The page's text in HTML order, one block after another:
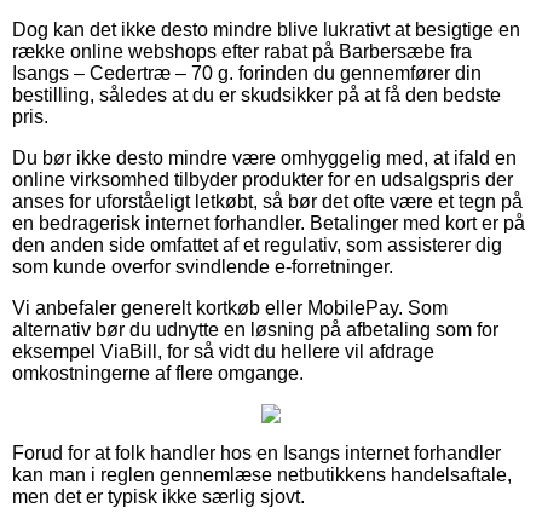
Dog kan det ikke desto mindre blive lukrativt at besigtige en
række online webshops efter rabat på Barbersæbe fra
Isangs – Cedertræ – 70 g. forinden du gennemfører din
bestilling, således at du er skudsikker på at få den bedste
pris.
Du bør ikke desto mindre være omhyggelig med, at ifald en
online virksomhed tilbyder produkter for en udsalgspris der
anses for uforståeligt letkøbt, så bør det ofte være et tegn på
en bedragerisk internet forhandler. Betalinger med kort er på
den anden side omfattet af et regulativ, som assisterer dig
som kunde overfor svindlende e-forretninger.
Vi anbefaler generelt kortkøb eller MobilePay. Som
alternativ bør du udnytte en løsning på afbetaling som for
eksempel ViaBill, for så vidt du hellere vil afdrage
omkostningerne af flere omgange.
Forud for at folk handler hos en Isangs internet forhandler
kan man i reglen gennemlæse netbutikkens handelsaftale,
men det er typisk ikke særlig sjovt.